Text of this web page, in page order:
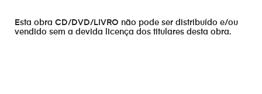
Esta obra CD/DVD/LIVRO não pode ser distribuído e/ou
vendido sem a devida licença dos titulares desta obra.